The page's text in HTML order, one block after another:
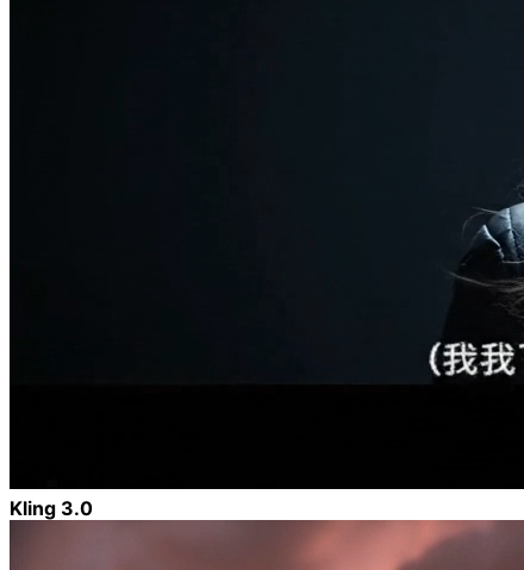
Kling 3.0